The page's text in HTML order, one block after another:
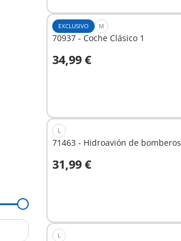
EXCLUSIVO M
70937 - Coche Clásico 1
34,99 €
A la cesta
L
71463 - Hidroavión de bomberos
31,99 €
A la cesta
L